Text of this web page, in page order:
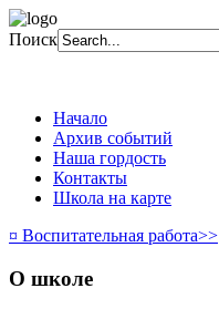
Поиск
Начало
Архив событий
Наша гордость
Контакты
Школа на карте
¤ Воспитательная работа>>
О школе